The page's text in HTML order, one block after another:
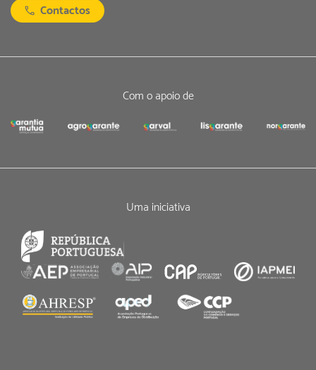
Contactos
Com o apoio de
Uma iniciativa